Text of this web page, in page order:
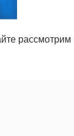
рассмотрим